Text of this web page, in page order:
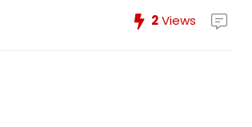
2Views